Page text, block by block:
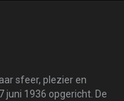
sfeer, plezier en
juni 1936 opgericht. De